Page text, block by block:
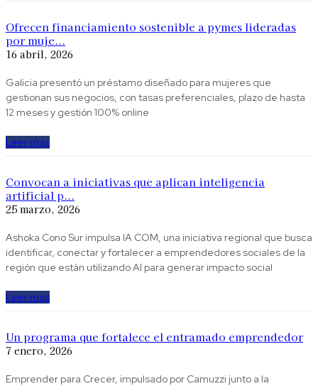
Ofrecen financiamiento sostenible a pymes lideradas
por muje...
16 abril, 2026
Galicia presentó un préstamo diseñado para mujeres que
gestionan sus negocios, con tasas preferenciales, plazo de hasta
12 meses y gestión 100% online
Leer más
Convocan a iniciativas que aplican inteligencia
artificial p...
25 marzo, 2026
Ashoka Cono Sur impulsa IA COM, una iniciativa regional que busca
identificar, conectar y fortalecer a emprendedores sociales de la
región que están utilizando AI para generar impacto social
Leer más
Un programa que fortalece el entramado emprendedor
7 enero, 2026
Emprender para Crecer, impulsado por Camuzzi junto a la